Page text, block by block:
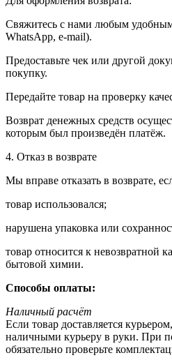
Свяжитесь с нами любым
WhatsApp, e-mail).
Предоставьте чек или другой
покупку.
Передайте товар на проверку
Возврат денежных средств
которым был произведён платёж.
4. Отказ в возврате
Мы вправе отказать в возврате,
товар использовался;
нарушена упаковка или
товар относится к невозвратной
бытовой химии.
Способы оплаты:
Наличный расчёт
Если товар доставляется
наличными курьеру в руки. При
обязательно проверьте